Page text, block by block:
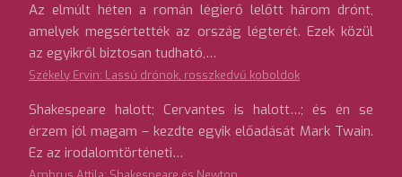
Az elmúlt héten a román légierő lelőtt három drónt,
amelyek megsértették az ország légterét. Ezek közül
az egyikről biztosan tudható,…
Székely Ervin: Lassú drónok, rosszkedvű koboldok
Shakespeare halott; Cervantes is halott…; és én se
érzem jól magam – kezdte egyik előadását Mark Twain.
Ez az irodalomtörténeti…